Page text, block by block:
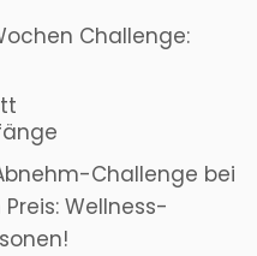
Challenge:
Challenge bei
Wellness-